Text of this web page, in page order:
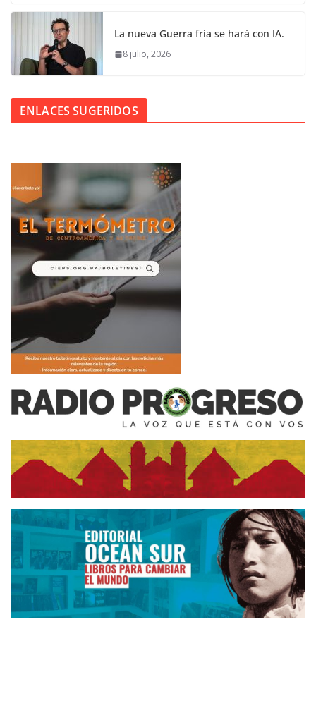
La nueva Guerra fría se hará con IA.
8 julio, 2026
ENLACES SUGERIDOS